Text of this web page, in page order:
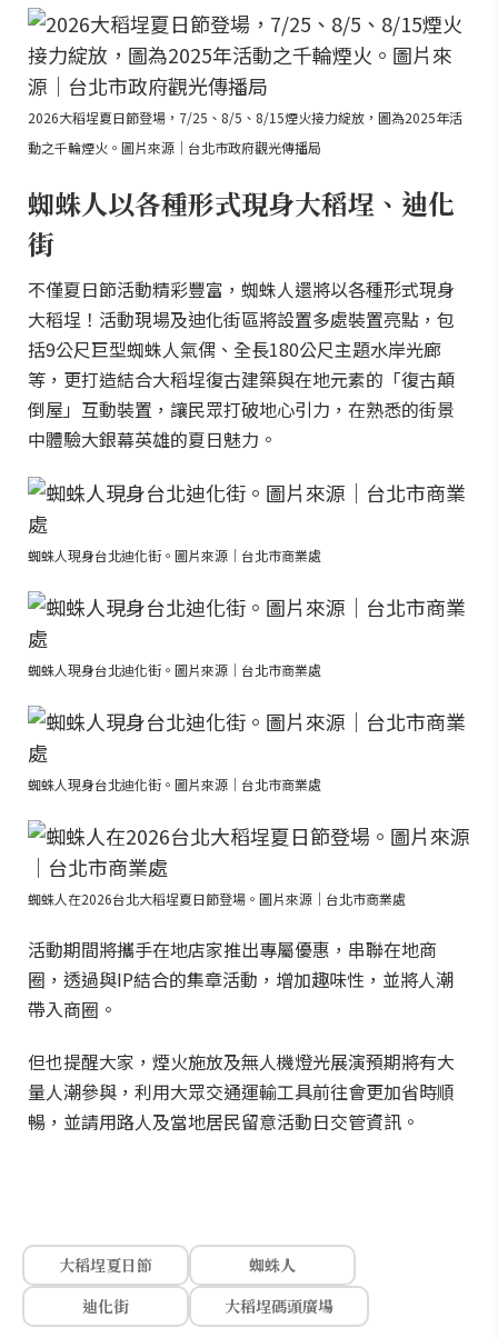
2026大稻埕夏日節登場，7/25、8/5、8/15煙火接力綻放，圖為2025年活
動之千輪煙火。圖片來源｜台北市政府觀光傳播局
蜘蛛人以各種形式現身大稻埕、迪化
街
不僅夏日節活動精彩豐富，蜘蛛人還將以各種形式現身
大稻埕！活動現場及迪化街區將設置多處裝置亮點，包
括9公尺巨型蜘蛛人氣偶、全長180公尺主題水岸光廊
等，更打造結合大稻埕復古建築與在地元素的「復古顛
倒屋」互動裝置，讓民眾打破地心引力，在熟悉的街景
中體驗大銀幕英雄的夏日魅力。
蜘蛛人現身台北迪化街。圖片來源｜台北市商業處
蜘蛛人現身台北迪化街。圖片來源｜台北市商業處
蜘蛛人現身台北迪化街。圖片來源｜台北市商業處
蜘蛛人在2026台北大稻埕夏日節登場。圖片來源｜台北市商業處
活動期間將攜手在地店家推出專屬優惠，串聯在地商
圈，透過與IP結合的集章活動，增加趣味性，並將人潮
帶入商圈。
但也提醒大家，煙火施放及無人機燈光展演預期將有大
量人潮參與，利用大眾交通運輸工具前往會更加省時順
暢，並請用路人及當地居民留意活動日交管資訊。
大稻埕夏日節
蜘蛛人
迪化街
大稻埕碼頭廣場